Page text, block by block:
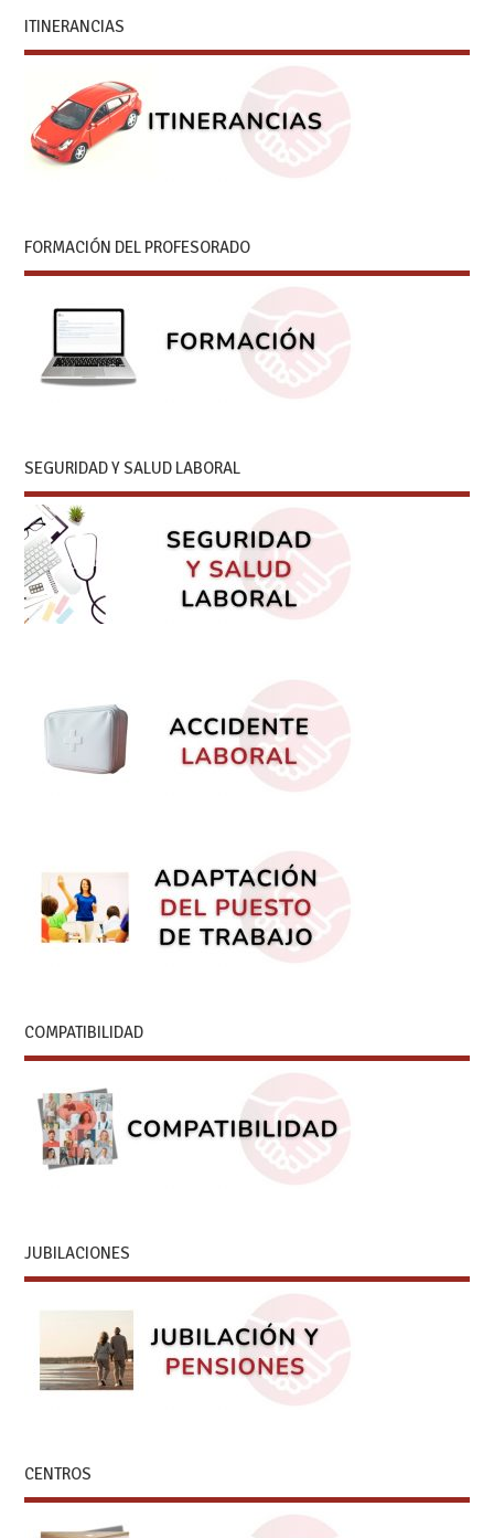
ITINERANCIAS
FORMACIÓN DEL PROFESORADO
SEGURIDAD Y SALUD LABORAL
COMPATIBILIDAD
JUBILACIONES
CENTROS